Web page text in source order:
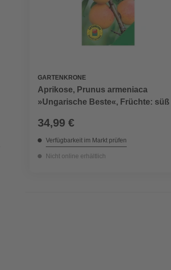
GARTENKRONE
Aprikose, Prunus armeniaca
»Ungarische Beste«, Früchte: süß
34,99 €
Verfügbarkeit im Markt prüfen
Nicht online erhältlich